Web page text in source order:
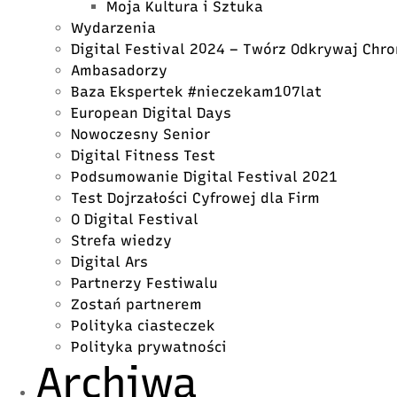
Moja Kultura i Sztuka
Wydarzenia
Digital Festival 2024 – Twórz Odkrywaj
Ambasadorzy
Baza Ekspertek #nieczekam107lat
European Digital Days
Nowoczesny Senior
Digital Fitness Test
Podsumowanie Digital Festival 2021
Test Dojrzałości Cyfrowej dla Firm
O Digital Festival
Strefa wiedzy
Digital Ars
Partnerzy Festiwalu
Zostań partnerem
Polityka ciasteczek
Polityka prywatności
Archiwa